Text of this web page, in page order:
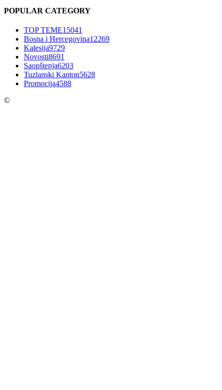
POPULAR CATEGORY
TOP TEME15041
Bosna i Hercegovina12269
Kalesija9729
Novosti8691
Saopštenja6203
Tuzlanski Kanton5628
Promocija4588
©